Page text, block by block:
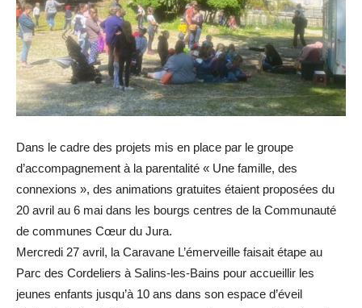
Dans le cadre des projets mis en place par le groupe
d’accompagnement à la parentalité « Une famille, des
connexions », des animations gratuites étaient proposées du
20 avril au 6 mai dans les bourgs centres de la Communauté
de communes Cœur du Jura.
Mercredi 27 avril, la Caravane L’émerveille faisait étape au
Parc des Cordeliers à Salins-les-Bains pour accueillir les
jeunes enfants jusqu’à 10 ans dans son espace d’éveil